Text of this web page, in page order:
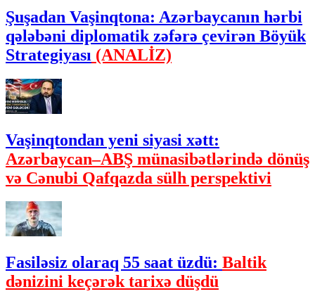
Şuşadan Vaşinqtona: Azərbaycanın hərbi
qələbəni diplomatik zəfərə çevirən Böyük
Strategiyası (ANALİZ)
Vaşinqtondan yeni siyasi xətt:
Azərbaycan–ABŞ münasibətlərində dönüş
və Cənubi Qafqazda sülh perspektivi
Fasiləsiz olaraq 55 saat üzdü: Baltik
dənizini keçərək tarixə düşdü